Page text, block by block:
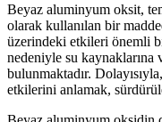
Beyaz aluminyum oksit,
olarak kullanılan bir
üzerindeki etkileri önemli
nedeniyle su kaynaklarına
bulunmaktadır.
etkilerini anlamak,